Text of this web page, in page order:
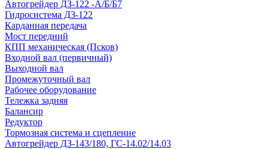
Автогрейдер ДЗ-122 -А/Б/Б7
Гидросистема ДЗ-122
Карданная передача
Мост передний
КПП механическая (Псков)
Входной вал (первичный)
Выходной вал
Промежуточный вал
Рабочее оборудование
Тележка задняя
Балансир
Редуктор
Тормозная система и сцепление
Автогрейдер ДЗ-143/180, ГС-14.02/14.03